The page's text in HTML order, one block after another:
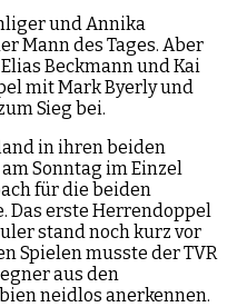
und Annika
Mann des Tages. Aber
Beckmann und Kai
mit Mark Byerly und
Sieg bei.
in ihren beiden
Sonntag im Einzel
für die beiden
Das erste Herrendoppel
stand noch kurz vor
Spielen musste der TVR
aus den
neidlos anerkennen.